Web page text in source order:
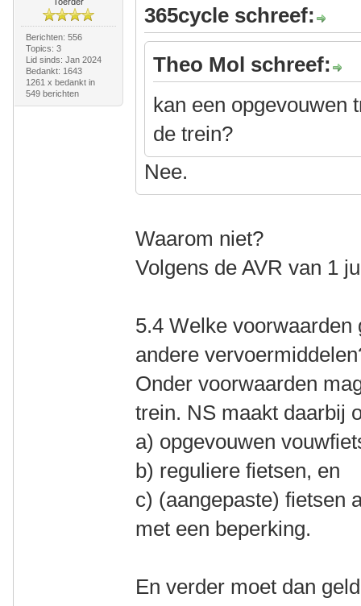
Berichten: 556
Topics: 3
Lid sinds: Jan 2024
Bedankt: 1643
1261 x bedankt in
549 berichten
365cycle schreef:
Theo Mol schreef:
kan een opgevouwen
de trein?
Nee.
Waarom niet?
Volgens de AVR van 1
5.4 Welke
andere
Onder voorwaarden
trein. NS maakt daarbij
a) opgevouwen
b) reguliere fietsen, en
c) (aangepaste) fietsen
met een beperking.
En verder moet dan